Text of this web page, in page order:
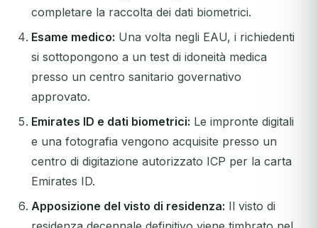
completare la raccolta dei dati biometrici.
Esame medico: Una volta negli EAU, i richiedenti
si sottopongono a un test di idoneità medica
presso un centro sanitario governativo
approvato.
Emirates ID e dati biometrici: Le impronte digitali
e una fotografia vengono acquisite presso un
centro di digitazione autorizzato ICP per la carta
Emirates ID.
Apposizione del visto di residenza: Il visto di